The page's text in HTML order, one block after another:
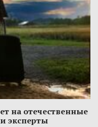
на отечественные
эксперты